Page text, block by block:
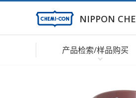
NIPPON
产品检索/样品购买